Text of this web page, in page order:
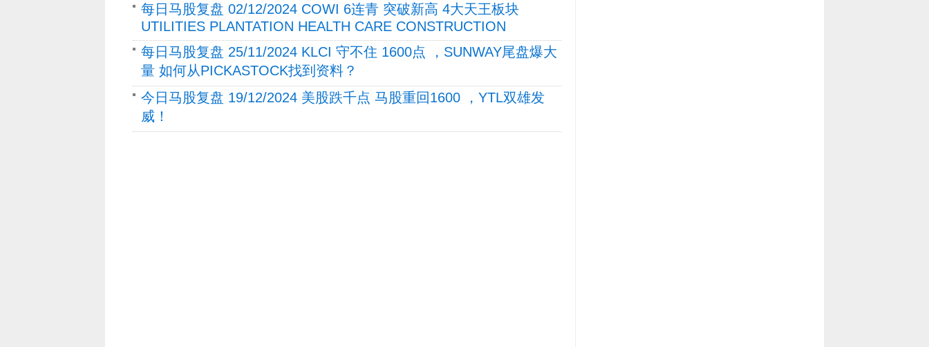
每日马股复盘 02/12/2024 COWI 6连青 突破新高 4大天王板块
UTILITIES PLANTATION HEALTH CARE CONSTRUCTION
每日马股复盘 25/11/2024 KLCI 守不住 1600点 ，SUNWAY尾盘爆大
量 如何从PICKASTOCK找到资料？
今日马股复盘 19/12/2024 美股跌千点 马股重回1600 ，YTL双雄发
威！